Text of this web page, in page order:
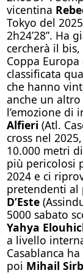
vicentina
Tokyo del
2h24’28”. Ha
cercherà il
Coppa
classificata
che hanno
anche un
l’emozione di
Alfieri (Atl.
cross nel
10.000 metri
più pericolosi
2024 e ci
pretendenti al
D’Este
5000 sabato
Yahya
a livello
Casablanca
poi Mihail